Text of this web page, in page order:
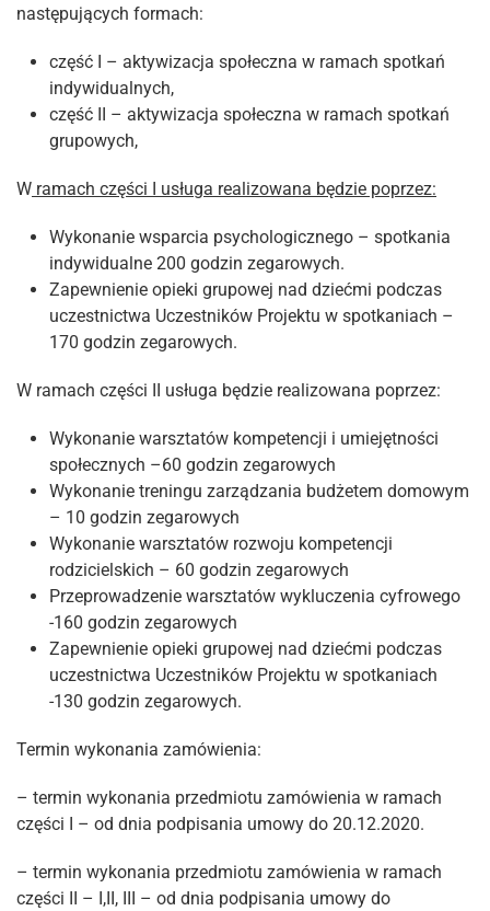
następujących formach:
część I – aktywizacja społeczna w ramach spotkań
indywidualnych,
część II – aktywizacja społeczna w ramach spotkań
grupowych,
W ramach części I usługa realizowana będzie poprzez:
Wykonanie wsparcia psychologicznego – spotkania
indywidualne 200 godzin zegarowych.
Zapewnienie opieki grupowej nad dziećmi podczas
uczestnictwa Uczestników Projektu w spotkaniach –
170 godzin zegarowych.
W ramach części II usługa będzie realizowana poprzez:
Wykonanie warsztatów kompetencji i umiejętności
społecznych –60 godzin zegarowych
Wykonanie treningu zarządzania budżetem domowym
– 10 godzin zegarowych
Wykonanie warsztatów rozwoju kompetencji
rodzicielskich – 60 godzin zegarowych
Przeprowadzenie warsztatów wykluczenia cyfrowego
-160 godzin zegarowych
Zapewnienie opieki grupowej nad dziećmi podczas
uczestnictwa Uczestników Projektu w spotkaniach
-130 godzin zegarowych.
Termin wykonania zamówienia:
– termin wykonania przedmiotu zamówienia w ramach
części I – od dnia podpisania umowy do 20.12.2020.
– termin wykonania przedmiotu zamówienia w ramach
części II – I,II, III – od dnia podpisania umowy do